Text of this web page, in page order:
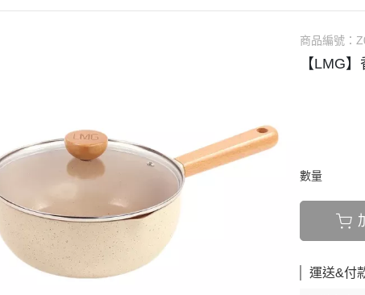
惠
惠
寶「粥/飯」專區
孕媽、術後、銀髮族湯品專區
真實媽咪分享
商品編號：
【LMG
數量
運送&付